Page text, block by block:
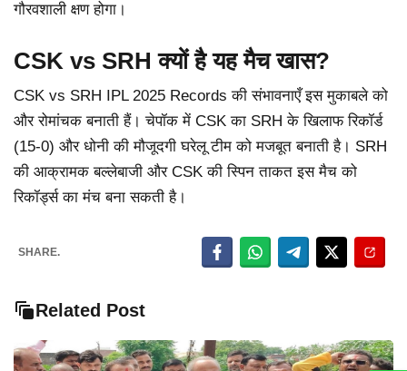
गौरवशाली क्षण होगा।
CSK vs SRH क्यों है यह मैच खास?
CSK vs SRH IPL 2025 Records की संभावनाएँ इस मुकाबले को
और रोमांचक बनाती हैं। चेपॉक में CSK का SRH के खिलाफ रिकॉर्ड
(15-0) और धोनी की मौजूदगी घरेलू टीम को मजबूत बनाती है। SRH
की आक्रामक बल्लेबाजी और CSK की स्पिन ताकत इस मैच को
रिकॉर्ड्स का मंच बना सकती है।
SHARE.
Related Post